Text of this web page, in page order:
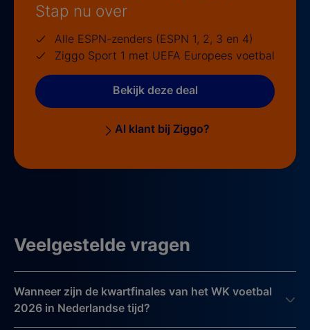
Stap nu over
Alle ESPN-zenders (ESPN 1, 2, 3 en 4)
Ziggo Sport 1 met UEFA Europees voetbal
Bekijk deze deal
Al klant bij Ziggo?
Veelgestelde vragen
Wanneer zijn de kwartfinales van het WK voetbal
2026 in Nederlandse tijd?